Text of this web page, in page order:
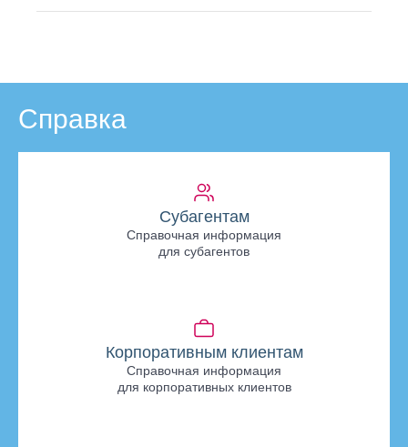
Справка
Субагентам
Справочная информация
для субагентов
Корпоративным клиентам
Справочная информация
для корпоративных клиентов